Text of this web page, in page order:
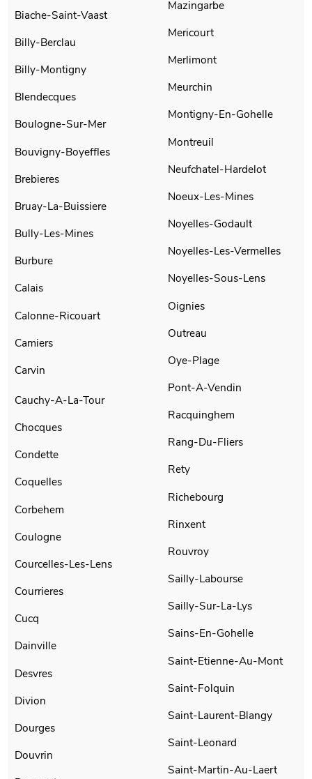
Biache-Saint-Vaast
Billy-Berclau
Billy-Montigny
Blendecques
Boulogne-Sur-Mer
Bouvigny-Boyeffles
Brebieres
Bruay-La-Buissiere
Bully-Les-Mines
Burbure
Calais
Calonne-Ricouart
Camiers
Carvin
Cauchy-A-La-Tour
Chocques
Condette
Coquelles
Corbehem
Coulogne
Courcelles-Les-Lens
Courrieres
Cucq
Dainville
Desvres
Divion
Dourges
Douvrin
Mazingarbe
Mericourt
Merlimont
Meurchin
Montigny-En-Gohelle
Montreuil
Neufchatel-Hardelot
Noeux-Les-Mines
Noyelles-Godault
Noyelles-Les-Vermelles
Noyelles-Sous-Lens
Oignies
Outreau
Oye-Plage
Pont-A-Vendin
Racquinghem
Rang-Du-Fliers
Rety
Richebourg
Rinxent
Rouvroy
Sailly-Labourse
Sailly-Sur-La-Lys
Sains-En-Gohelle
Saint-Etienne-Au-Mont
Saint-Folquin
Saint-Laurent-Blangy
Saint-Leonard
Saint-Martin-Au-Laert